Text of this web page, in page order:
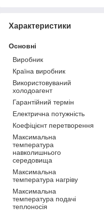
Характеристики
Основні
Виробник
Країна виробник
Використовуваний
холодоагент
Гарантійний термін
Електрична потужність
Коефіцієнт перетворення
Максимальна
температура
навколишнього
середовища
Максимальна
температура нагріву
Максимальна
температура подачі
теплоносія